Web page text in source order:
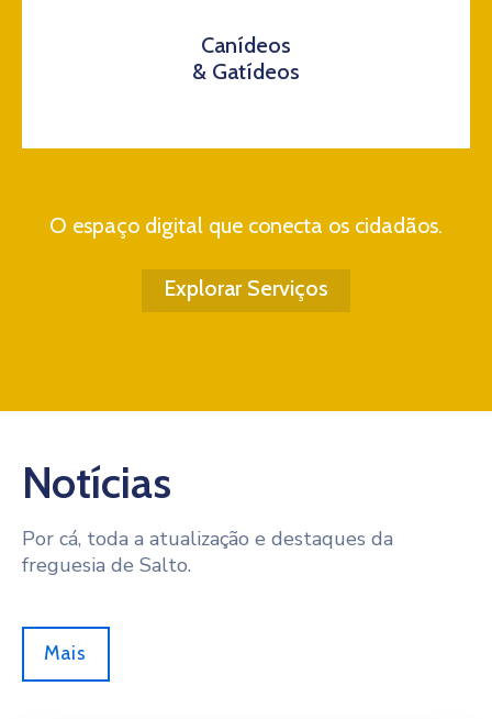
Canídeos
& Gatídeos
O espaço digital que conecta os cidadãos.
Explorar Serviços
Notícias
Por cá, toda a atualização e destaques da
freguesia de Salto.
Mais